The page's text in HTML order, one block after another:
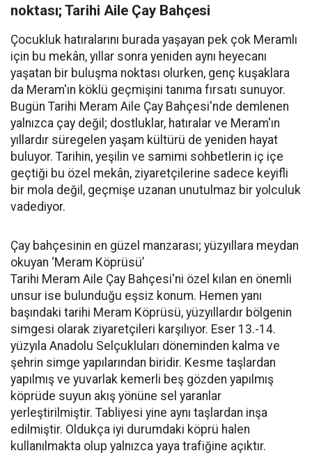
noktası; Tarihi Aile Çay Bahçesi
Çocukluk hatıralarını burada yaşayan pek çok Meramlı
için bu mekân, yıllar sonra yeniden aynı heyecanı
yaşatan bir buluşma noktası olurken, genç kuşaklara
da Meram'ın köklü geçmişini tanıma fırsatı sunuyor.
Bugün Tarihi Meram Aile Çay Bahçesi'nde demlenen
yalnızca çay değil; dostluklar, hatıralar ve Meram'ın
yıllardır süregelen yaşam kültürü de yeniden hayat
buluyor. Tarihin, yeşilin ve samimi sohbetlerin iç içe
geçtiği bu özel mekân, ziyaretçilerine sadece keyifli
bir mola değil, geçmişe uzanan unutulmaz bir yolculuk
vadediyor.
Çay bahçesinin en güzel manzarası; yüzyıllara meydan
okuyan ‘Meram Köprüsü’
Tarihi Meram Aile Çay Bahçesi'ni özel kılan en önemli
unsur ise bulunduğu eşsiz konum. Hemen yanı
başındaki tarihi Meram Köprüsü, yüzyıllardır bölgenin
simgesi olarak ziyaretçileri karşılıyor. Eser 13.-14.
yüzyıla Anadolu Selçukluları döneminden kalma ve
şehrin simge yapılarından biridir. Kesme taşlardan
yapılmış ve yuvarlak kemerli beş gözden yapılmış
köprüde suyun akış yönüne sel yaranlar
yerleştirilmiştir. Tabliyesi yine aynı taşlardan inşa
edilmiştir. Oldukça iyi durumdaki köprü halen
kullanılmakta olup yalnızca yaya trafiğine açıktır.